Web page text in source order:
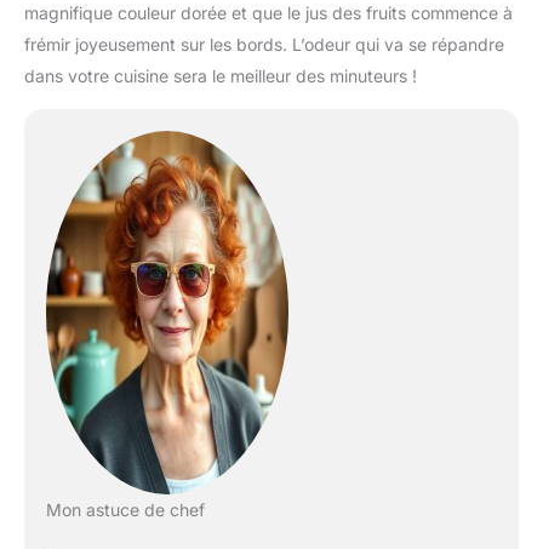
magnifique couleur dorée et que le jus des fruits commence à
frémir joyeusement sur les bords. L’odeur qui va se répandre
dans votre cuisine sera le meilleur des minuteurs !
Mon astuce de chef